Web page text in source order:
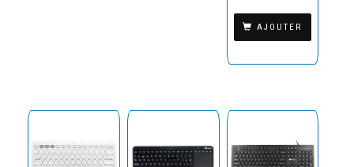
AJOUTER